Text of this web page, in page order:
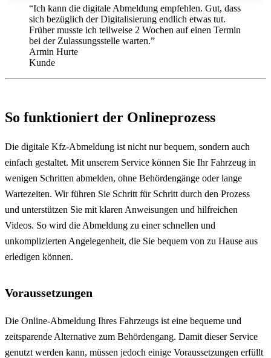
“Ich kann die digitale Abmeldung empfehlen. Gut, dass
sich bezüglich der Digitalisierung endlich etwas tut.
Früher musste ich teilweise 2 Wochen auf einen Termin
bei der Zulassungsstelle warten.”
Armin Hurte
Kunde
So funktioniert der Onlineprozess
Die digitale Kfz-Abmeldung ist nicht nur bequem, sondern auch
einfach gestaltet. Mit unserem Service können Sie Ihr Fahrzeug in
wenigen Schritten abmelden, ohne Behördengänge oder lange
Wartezeiten. Wir führen Sie Schritt für Schritt durch den Prozess
und unterstützen Sie mit klaren Anweisungen und hilfreichen
Videos. So wird die Abmeldung zu einer schnellen und
unkomplizierten Angelegenheit, die Sie bequem von zu Hause aus
erledigen können.
Voraussetzungen
Die Online-Abmeldung Ihres Fahrzeugs ist eine bequeme und
zeitsparende Alternative zum Behördengang. Damit dieser Service
genutzt werden kann, müssen jedoch einige Voraussetzungen erfüllt